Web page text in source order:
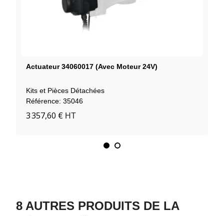
Actuateur 34060017 (avec Moteur 24V)
Kits et Pièces Détachées
Référence: 35046
3 357,60 € HT
8 AUTRES PRODUITS DE LA